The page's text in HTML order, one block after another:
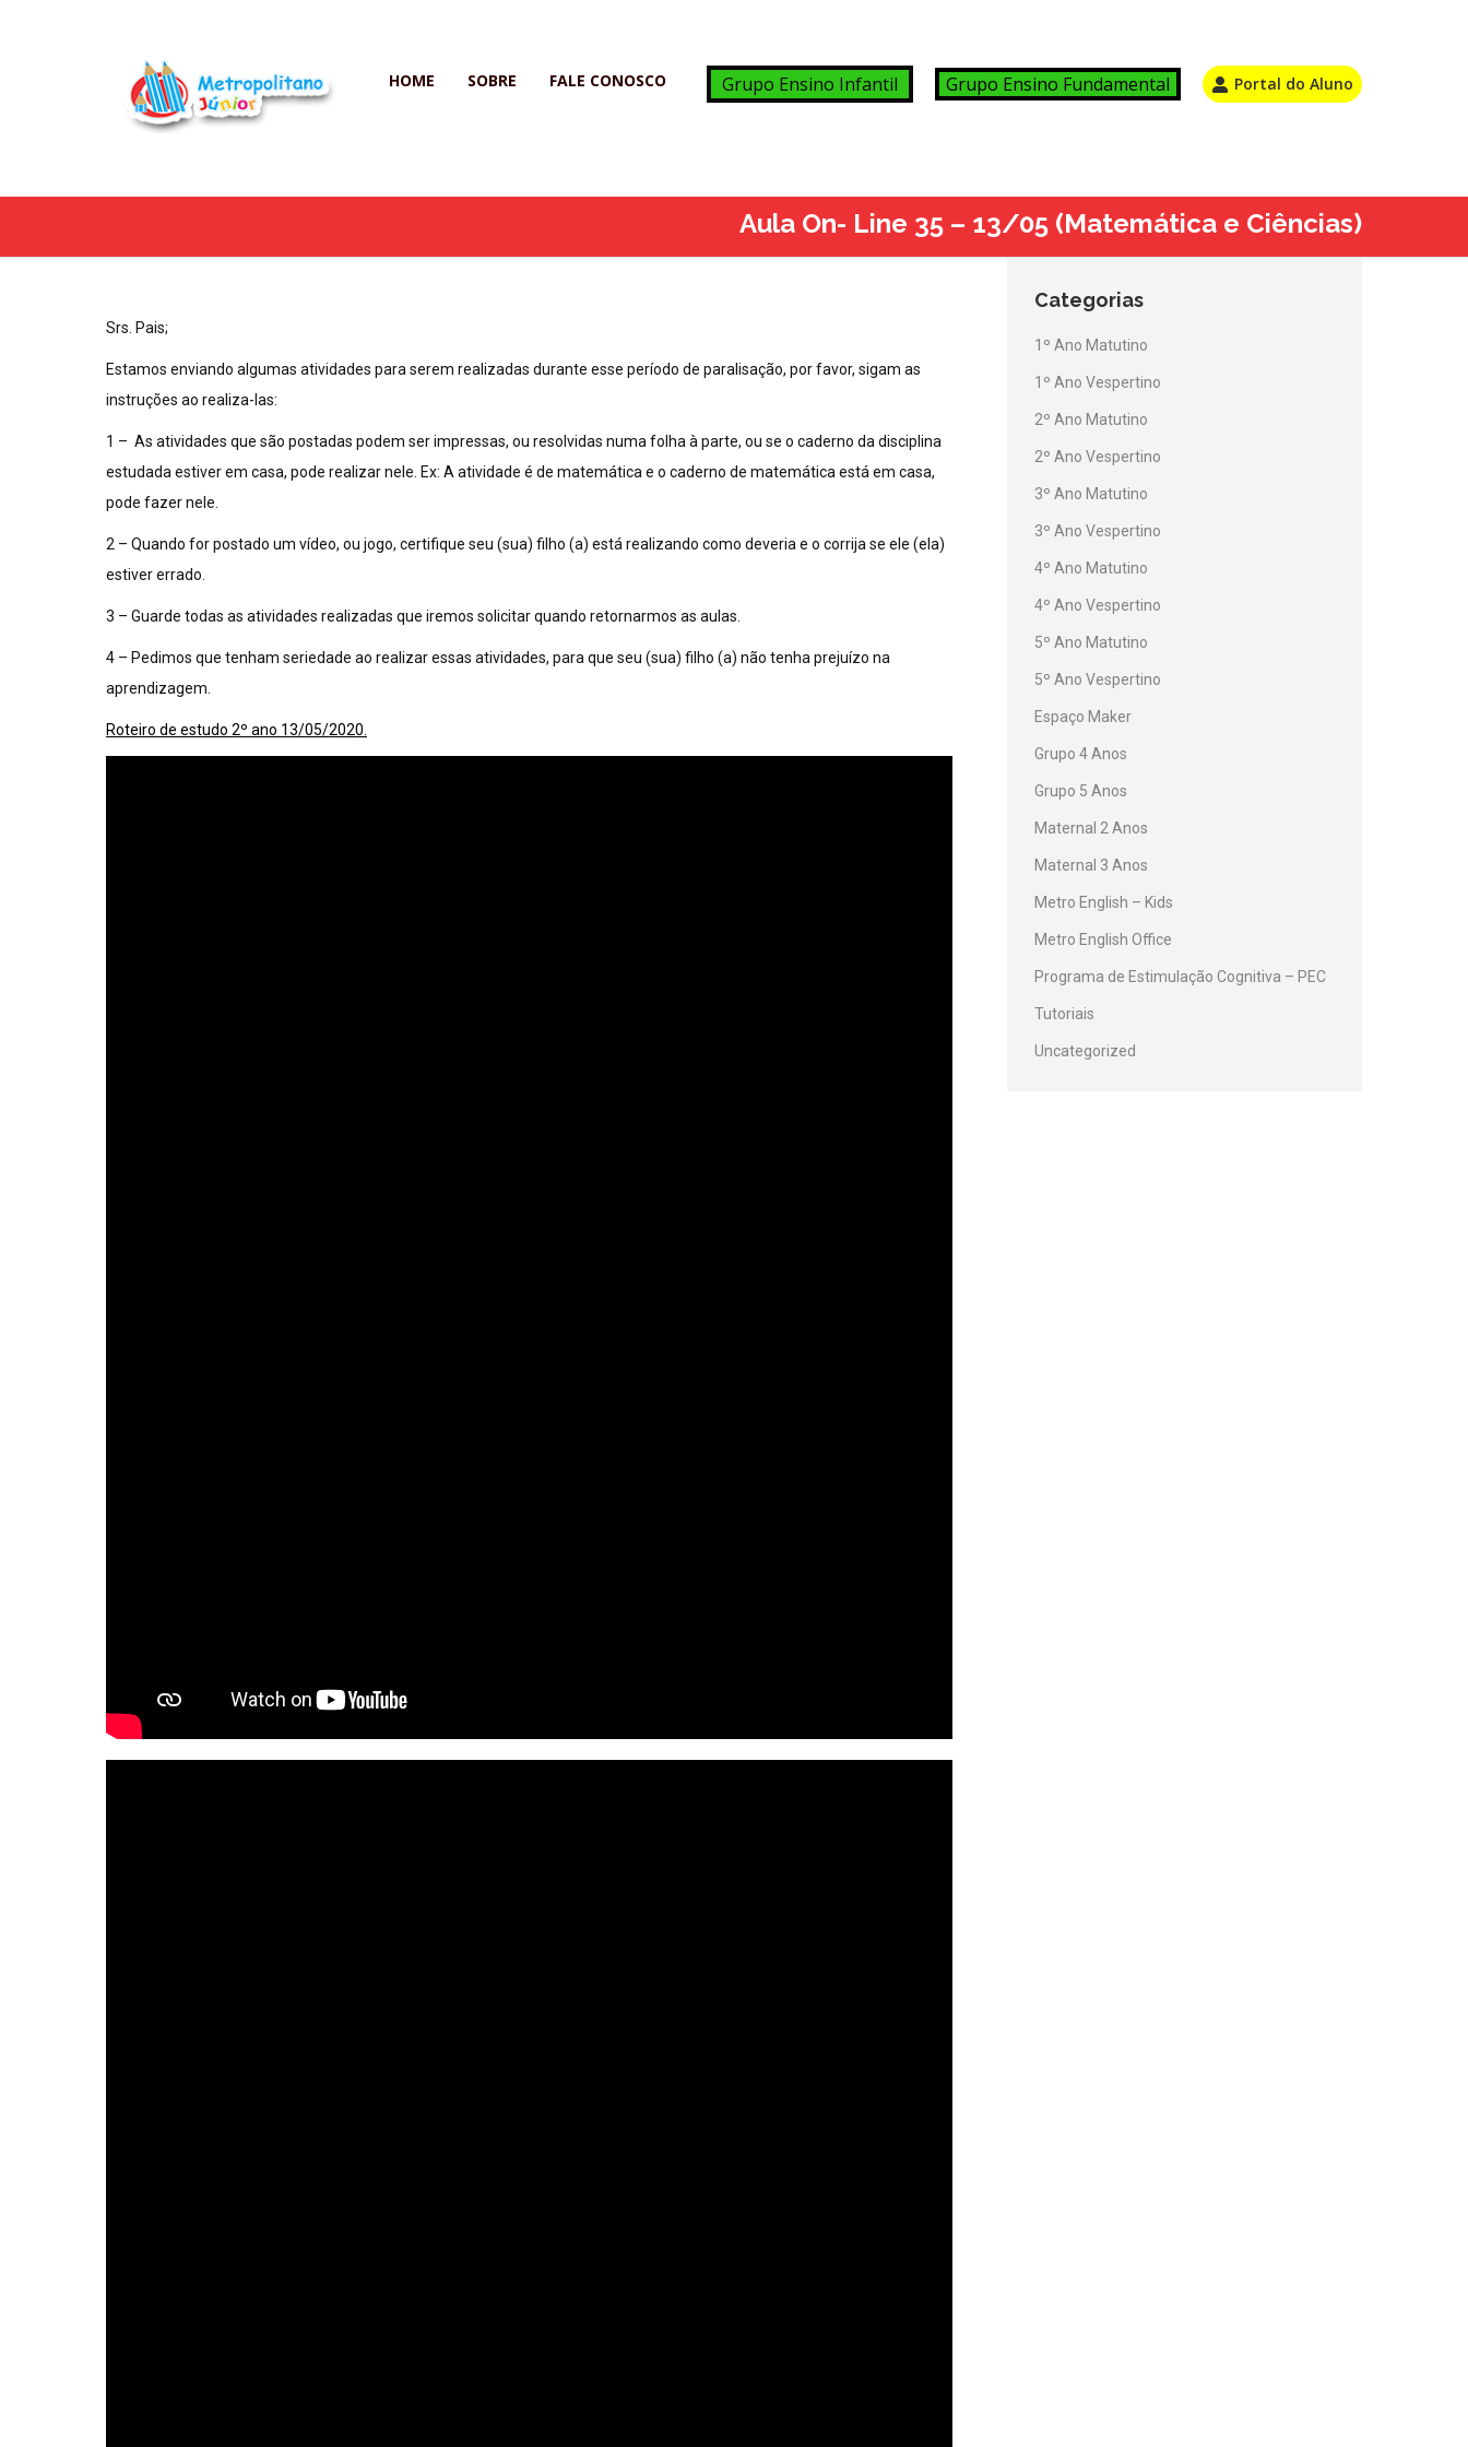
HOME SOBRE FALE CONOSCO Grupo Ensino Infantil Grupo Ensino Fundamental Portal do Aluno
Aula On- Line 35 – 13/05 (Matemática e Ciências)
Srs. Pais;
Estamos enviando algumas atividades para serem realizadas durante esse período de paralisação, por favor, sigam as
instruções ao realiza-las:
1 – As atividades que são postadas podem ser impressas, ou resolvidas numa folha à parte, ou se o caderno da disciplina
estudada estiver em casa, pode realizar nele. Ex: A atividade é de matemática e o caderno de matemática está em casa,
pode fazer nele.
2 – Quando for postado um vídeo, ou jogo, certifique seu (sua) filho (a) está realizando como deveria e o corrija se ele (ela)
estiver errado.
3 – Guarde todas as atividades realizadas que iremos solicitar quando retornarmos as aulas.
4 – Pedimos que tenham seriedade ao realizar essas atividades, para que seu (sua) filho (a) não tenha prejuízo na
aprendizagem.
Roteiro de estudo 2º ano 13/05/2020.
Categorias
1º Ano Matutino
1º Ano Vespertino
2º Ano Matutino
2º Ano Vespertino
3º Ano Matutino
3º Ano Vespertino
4º Ano Matutino
4º Ano Vespertino
5º Ano Matutino
5º Ano Vespertino
Espaço Maker
Grupo 4 Anos
Grupo 5 Anos
Maternal 2 Anos
Maternal 3 Anos
Metro English – Kids
Metro English Office
Programa de Estimulação Cognitiva – PEC
Tutoriais
Uncategorized